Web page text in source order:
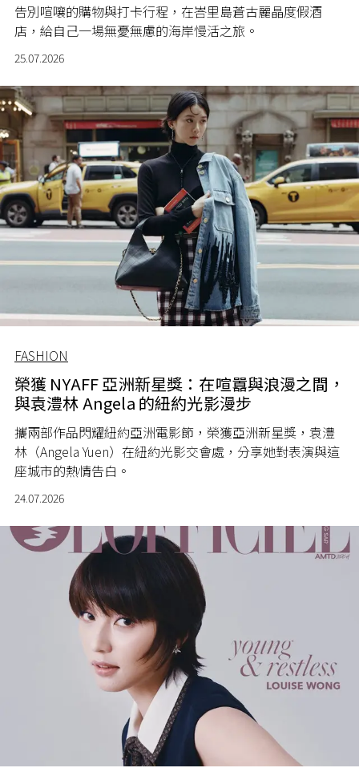
告別喧嚷的購物與打卡行程，在峇里島蒼古麗晶度假酒
店，給自己一場無憂無慮的海岸慢活之旅。
25.07.2026
FASHION
榮獲 NYAFF 亞洲新星獎：在喧囂與浪漫之間，
與袁澧林 Angela 的紐約光影漫步
攜兩部作品閃耀紐約亞洲電影節，榮獲亞洲新星獎，袁澧
林（Angela Yuen）在紐約光影交會處，分享她對表演與這
座城市的熱情告白。
24.07.2026